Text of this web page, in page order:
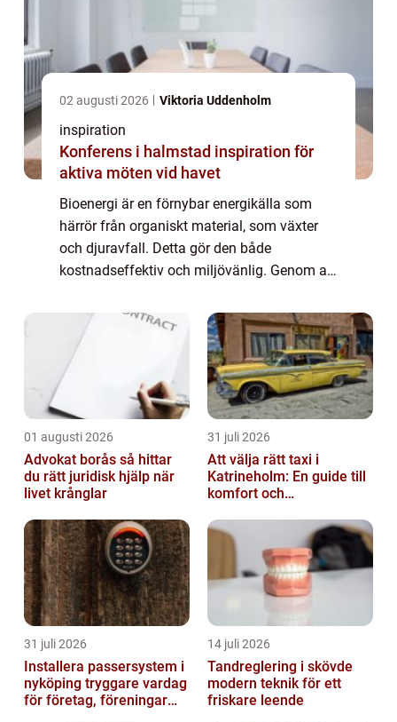
02 augusti 2026 Viktoria Uddenholm
inspiration
Konferens i halmstad inspiration för
aktiva möten vid havet
Bioenergi är en förnybar energikälla som
härrör från organiskt material, som växter
och djuravfall. Detta gör den både
kostnadseffektiv och miljövänlig. Genom att
01 augusti 2026
Advokat borås så hittar
du rätt juridisk hjälp när
livet krånglar
31 juli 2026
Att välja rätt taxi i
Katrineholm: En guide till
komfort och
31 juli 2026
Installera passersystem i
nyköping tryggare vardag
för företag, föreningar
14 juli 2026
Tandreglering i skövde
modern teknik för ett
friskare leende